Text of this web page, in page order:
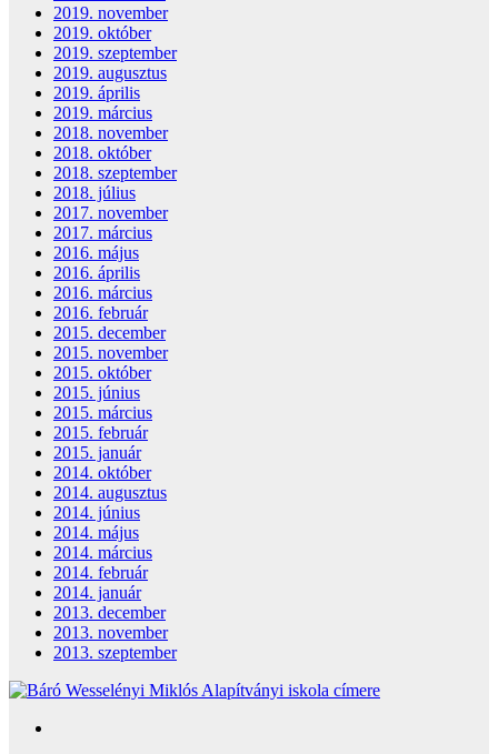
2019. november
2019. október
2019. szeptember
2019. augusztus
2019. április
2019. március
2018. november
2018. október
2018. szeptember
2018. július
2017. november
2017. március
2016. május
2016. április
2016. március
2016. február
2015. december
2015. november
2015. október
2015. június
2015. március
2015. február
2015. január
2014. október
2014. augusztus
2014. június
2014. május
2014. március
2014. február
2014. január
2013. december
2013. november
2013. szeptember